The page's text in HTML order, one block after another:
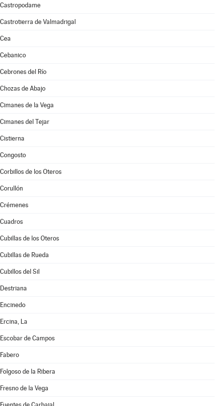
Castropodame
Castrotierra de Valmadrigal
Cea
Cebanico
Cebrones del Río
Chozas de Abajo
Cimanes de la Vega
Cimanes del Tejar
Cistierna
Congosto
Corbillos de los Oteros
Corullón
Crémenes
Cuadros
Cubillas de los Oteros
Cubillas de Rueda
Cubillos del Sil
Destriana
Encinedo
Ercina, La
Escobar de Campos
Fabero
Folgoso de la Ribera
Fresno de la Vega